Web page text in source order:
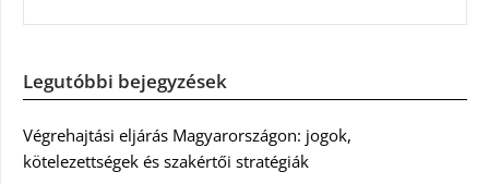
Legutóbbi bejegyzések
Végrehajtási eljárás Magyarországon: jogok,
kötelezettségek és szakértői stratégiák